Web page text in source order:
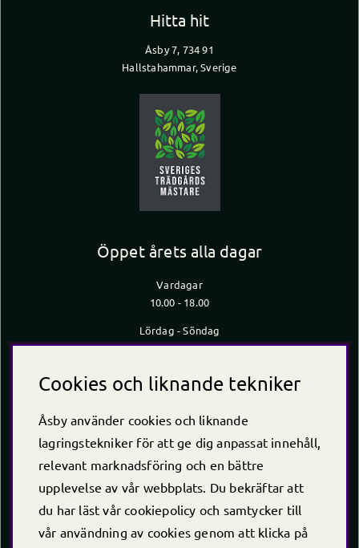
Hitta hit
Åsby 7, 734 91
Hallstahammar, Sverige
Öppet årets alla dagar
Vardagar
10.00 - 18.00
Lördag - Söndag
10.00 - 16.00
*Caféet stänger 30 min innan butiken stänger
E-post:info@asby.nu
Org nr: 556222-2900
Cookies och liknande tekniker
Åsby använder cookies och liknande
lagringstekniker för att ge dig anpassat innehåll,
relevant marknadsföring och en bättre
upplevelse av vår webbplats. Du bekräftar att
du har läst vår cookiepolicy och samtycker till
vår användning av cookies genom att klicka på